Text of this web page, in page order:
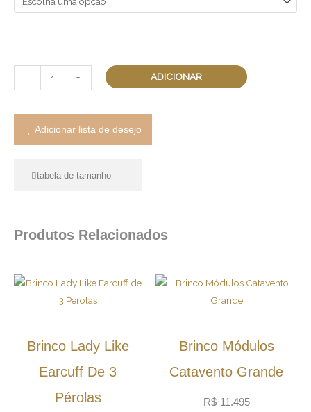
- + ADICIONAR
Adicionar lista de desejo
tabela de tamanho
Produtos Relacionados
Brinco Lady Like
Earcuff De 3
Pérolas
Brinco Módulos
Catavento Grande
R$ 11.495